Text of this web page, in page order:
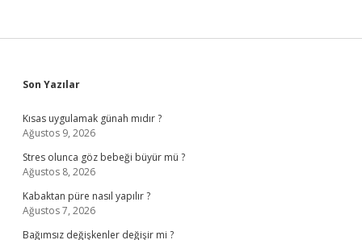
Sidebar
Son Yazılar
Kısas uygulamak günah mıdır ?
Ağustos 9, 2026
Stres olunca göz bebeği büyür mü ?
Ağustos 8, 2026
Kabaktan püre nasıl yapılır ?
Ağustos 7, 2026
Bağımsız değişkenler değişir mi ?